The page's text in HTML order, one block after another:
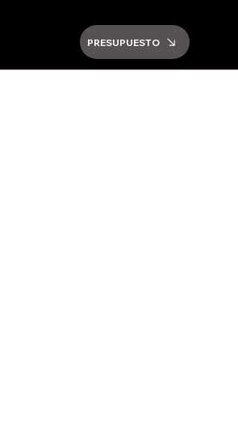
PRESUPUESTO